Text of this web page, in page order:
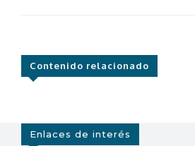
Contenido relacionado
Enlaces de interés